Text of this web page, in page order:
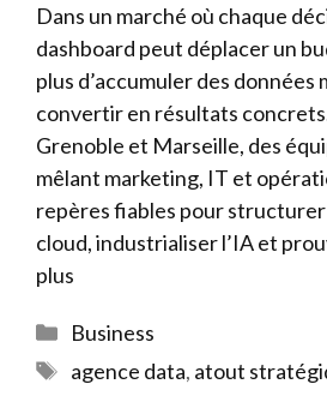
Dans un marché où chaque
dashboard peut déplacer un
plus d’accumuler des données
convertir en résultats
Grenoble et Marseille, des
mêlant marketing, IT et
repères fiables pour
cloud, industrialiser l’IA et
plus
Catégories
Business
Étiquettes
agence data, atout